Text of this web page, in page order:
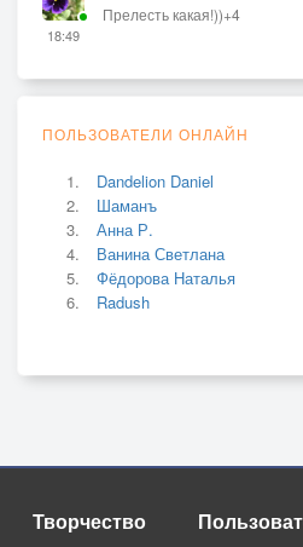
18:49
Прелесть какая!))+4
ПОЛЬЗОВАТЕЛИ ОНЛАЙН
Dandelion Daniel
Шаманъ
Анна Р.
Ванина Светлана
Фёдорова Наталья
Radush
Творчество